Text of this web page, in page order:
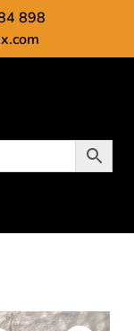
898